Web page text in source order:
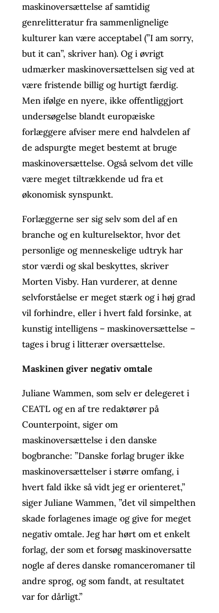
maskinoversættelse af samtidig
genrelitteratur fra sammenlignelige
kulturer kan være acceptabel (”I am sorry,
but it can”, skriver han). Og i øvrigt
udmærker maskinoversættelsen sig ved at
være fristende billig og hurtigt færdig.
Men ifølge en nyere, ikke offentliggjort
undersøgelse blandt europæiske
forlæggere afviser mere end halvdelen af
de adspurgte meget bestemt at bruge
maskinoversættelse. Også selvom det ville
være meget tiltrækkende ud fra et
økonomisk synspunkt.
Forlæggerne ser sig selv som del af en
branche og en kulturelsektor, hvor det
personlige og menneskelige udtryk har
stor værdi og skal beskyttes, skriver
Morten Visby. Han vurderer, at denne
selvforståelse er meget stærk og i høj grad
vil forhindre, eller i hvert fald forsinke, at
kunstig intelligens – maskinoversættelse –
tages i brug i litterær oversættelse.
Maskinen giver negativ omtale
Juliane Wammen, som selv er delegeret i
CEATL og en af tre redaktører på
Counterpoint, siger om
maskinoversættelse i den danske
bogbranche: ”Danske forlag bruger ikke
maskinoversættelser i større omfang, i
hvert fald ikke så vidt jeg er orienteret,”
siger Juliane Wammen, ”det vil simpelthen
skade forlagenes image og give for meget
negativ omtale. Jeg har hørt om et enkelt
forlag, der som et forsøg maskinoversatte
nogle af deres danske romanceromaner til
andre sprog, og som fandt, at resultatet
var for dårligt.”